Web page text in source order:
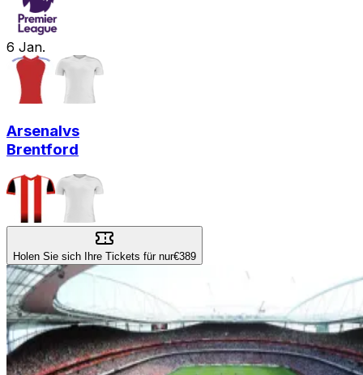
6 Jan.
Arsenalvs
Brentford
Holen Sie sich Ihre Tickets für nur€389